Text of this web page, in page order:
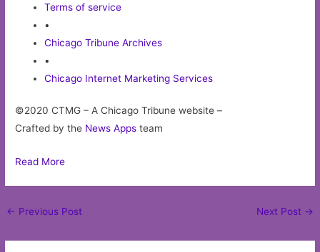
Terms of service
•
Chicago Tribune Archives
•
Chicago Internet Marketing Services
©2020 CTMG – A Chicago Tribune website –
Crafted by the News Apps team
Read More
Post
← Previous Post Next Post →